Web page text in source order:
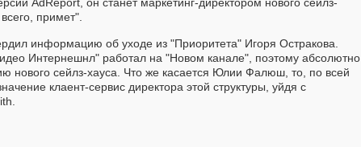
примет".
информацию об уходе из "Приоритета" Игоря Остракова.
Интернешнл" работал на "Новом канале", поэтому абсолютно
нового сейлз-хауса. Что же касается Юлии Фалюш, то, по всей
клаент-сервис директора этой структуры, уйдя с